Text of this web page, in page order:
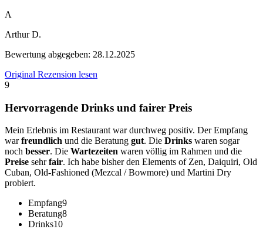
A
Arthur D.
Bewertung abgegeben: 28.12.2025
Original Rezension lesen
9
Hervorragende Drinks und fairer Preis
Mein Erlebnis im Restaurant war durchweg positiv. Der Empfang
warfreundlich und die Beratung gut. Die Drinks waren sogar
noch besser. Die Wartezeiten waren völlig im Rahmen und die
Preise sehrfair. Ich habe bisher den Elements of Zen, Daiquiri, Old
Cuban, Old-Fashioned (Mezcal / Bowmore) und Martini Dry
probiert.
Empfang9
Beratung8
Drinks10